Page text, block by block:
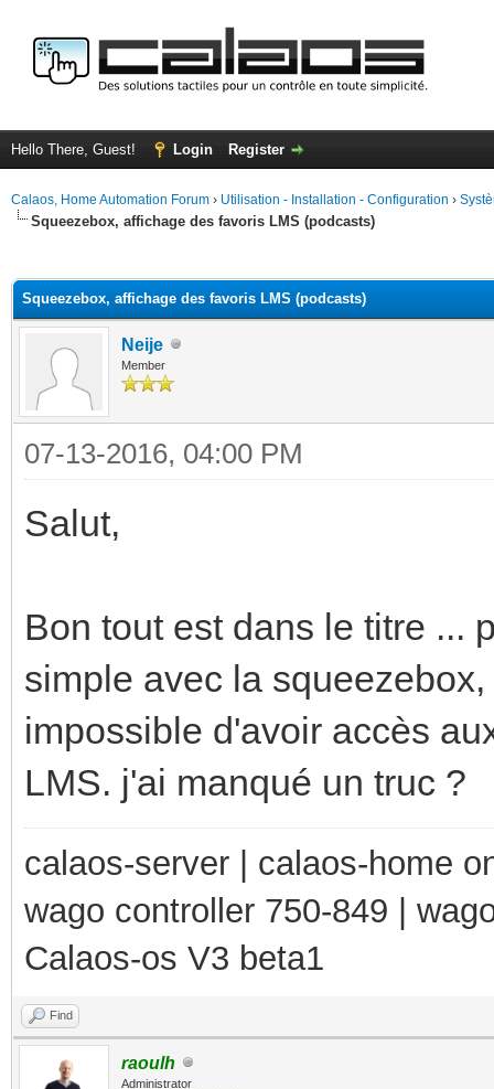
Hello There, Guest! Login Register
Calaos, Home Automation Forum › Utilisation - Installation - Configuration ›
Squeezebox, affichage des favoris LMS (podcasts)
Squeezebox, affichage des favoris LMS (podcasts)
Neije
Member
07-13-2016, 04:00 PM
Salut,
Bon tout est dans le titre ...
simple avec la
impossible d'avoir accès
LMS. j'ai manqué un truc ?
calaos-server | calaos-home
wago controller 750-849 |
Calaos-os V3 beta1
Find
raoulh
Administrator